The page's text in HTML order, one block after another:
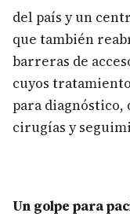
del país y un
que también
barreras de
cuyos
para
cirugías y
Un golpe para